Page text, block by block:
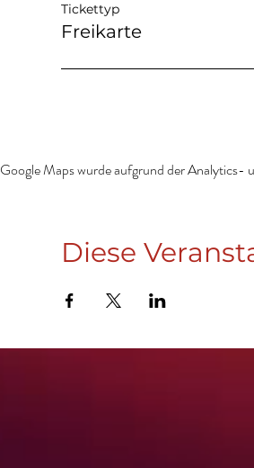
Tickettyp
Freikarte
Google Maps wurde aufgrund der
Diese